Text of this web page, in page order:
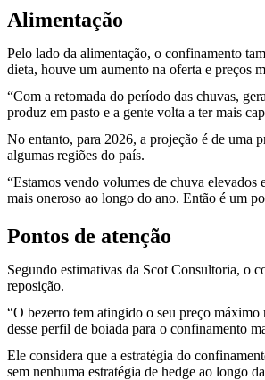
Alimentação
Pelo lado da alimentação, o confinamento
dieta, houve um aumento na oferta e preços
“Com a retomada do período das chuvas,
produz em pasto e a gente volta a ter mais
No entanto, para 2026, a projeção é de uma
algumas regiões do país.
“Estamos vendo volumes de chuva
mais oneroso ao longo do ano. Então é um
Pontos de atenção
Segundo estimativas da Scot Consultoria, o
reposição.
“O bezerro tem atingido o seu preço máximo
desse perfil de boiada para o confinamento
Ele considera que a estratégia do
sem nenhuma estratégia de hedge ao longo